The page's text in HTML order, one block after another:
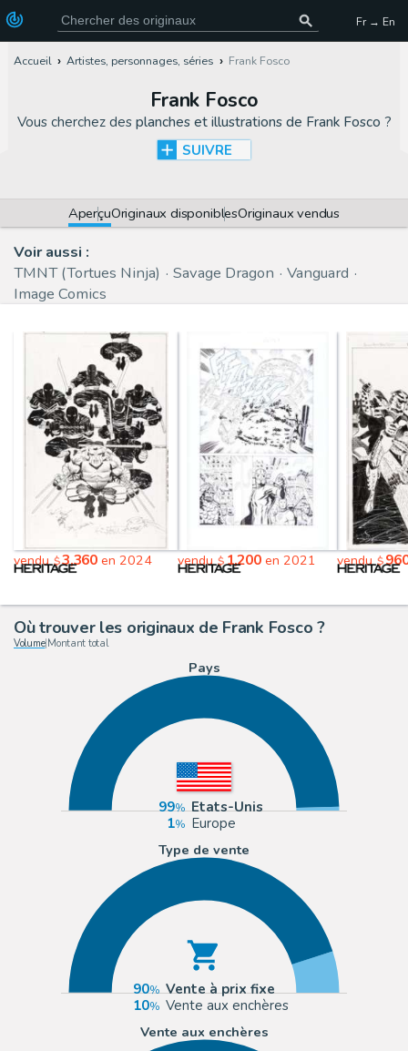
Fr → En
Accueil Artistes, personnages, séries Frank Fosco
Frank Fosco
Vous cherchez des planches et illustrations de Frank Fosco ?
SUIVRE
AperçuOriginaux disponiblesOriginaux vendus
Voir aussi :
TMNT (Tortues Ninja)
Savage Dragon
Vanguard
Image Comics
vendu$3,360en 2024 vendu$1,200en 2021 vendu$
Où trouver les originaux de Frank Fosco ?
Volume| Montant total
Pays
99
Etats-Unis
1
Europe
Type de vente
90
Vente à prix fixe
10
Vente aux enchères
Vente aux enchères